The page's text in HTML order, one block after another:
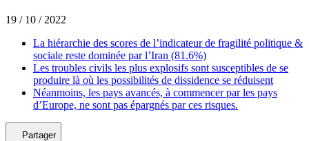
19 / 10 / 2022
La hiérarchie des scores de l’indicateur de fragilité politique &
sociale reste dominée par l’Iran (81.6%)
Les troubles civils les plus explosifs sont susceptibles de se
produire là où les possibilités de dissidence se réduisent
Néanmoins, les pays avancés, à commencer par les pays
d’Europe, ne sont pas épargnés par ces risques.
Partager